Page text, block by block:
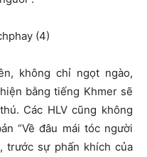
không chỉ ngọt ngào,
bằng tiếng Khmer sẽ
Các HLV cũng không
“Về đâu mái tóc người
trước sự phấn khích của